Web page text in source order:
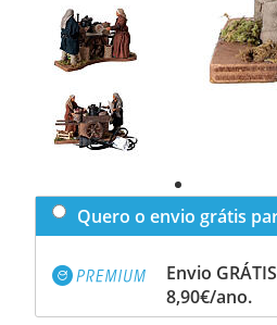
Previous
slide
Next
Quero o envio grátis
Envio
8,90€/ano.